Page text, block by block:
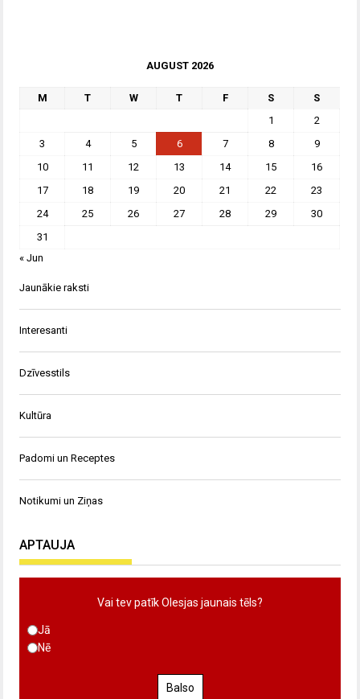
AUGUST 2026
M T W T F S
S
1
2
3
4 5 6 7 8
9
10
11 12 13 14 15
16
17
18 19 20 21 22
23
24
25 26 27 28 29
30
31
« Jun
Jaunākie raksti
Interesanti
Dzīvesstils
Kultūra
Padomi un Receptes
Notikumi un Ziņas
APTAUJA
Vai tev patīk Olesjas jaunais tēls?
Jā
Nē
Balso